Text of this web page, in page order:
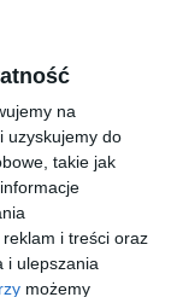
na
uzyskujemy do
takie jak
i treści oraz
i ulepszania
możemy